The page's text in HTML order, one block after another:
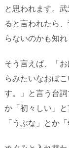
と思われます。
ると言われたら
らないのかも知
そう言えば、「
らみたいなおぼ
す。」と言う台
か「初々しい」
「うぶな」とか